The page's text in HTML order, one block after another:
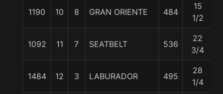
1190 10 8 GRAN ORIENTE 484
15
1/2
1092 11 7 SEATBELT 536
22
3/4
1484 12 3 LABURADOR 495
28
1/4